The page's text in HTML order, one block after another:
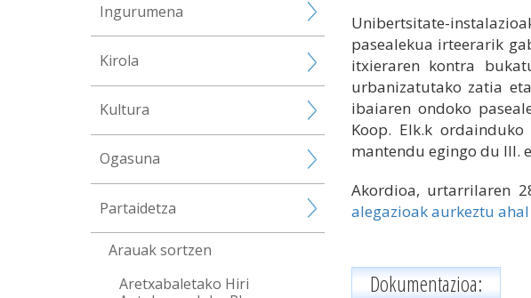
Unibertsitate-
pasealekua irteerarik
itxieraren kontra
urbanizatutako zatia
ibaiaren ondoko
Koop. Elk.k
mantendu egingo du III.
Akordioa, urtarrilaren
alegazioak aurkeztu
Dokumentazioa:
Ingurumena
Kirola
Kultura
Ogasuna
Partaidetza
Arauak sortzen
Aretxabaletako Hiri